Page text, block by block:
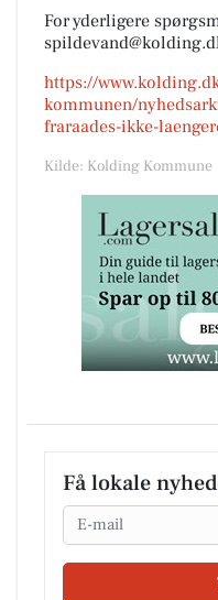
For yderligere
https://
kommunen/
fraraades-ikke-
Kilde: Kolding Kommune
Få lokale
Email